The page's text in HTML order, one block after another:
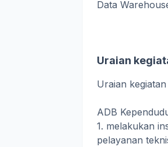
Data
Uraian
Uraian
ADB
1. melakukan
pelayanan